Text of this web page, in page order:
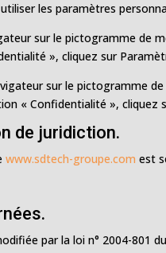
les paramètres
sur le pictogramme de
», cliquez sur
sur le pictogramme
« Confidentialité »,
de juridiction.
www.sdtech-groupe.com est
par la loi n° 2004-801